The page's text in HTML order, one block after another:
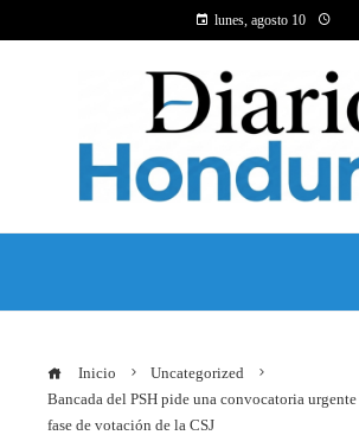
lunes, agosto 10
Inicio
Uncategorized
Bancada del PSH pide una convocatoria
fase de votación de la CSJ